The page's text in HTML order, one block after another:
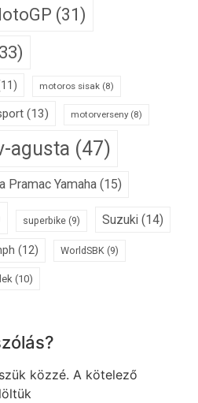
(31)
motoros sisak (8)
(13) motorverseny(8)
agusta (47)
Pramac Yamaha (15)
superbike (9) Suzuki (14)
(12) WorldSBK (9)
(10)
közzé. A kötelező